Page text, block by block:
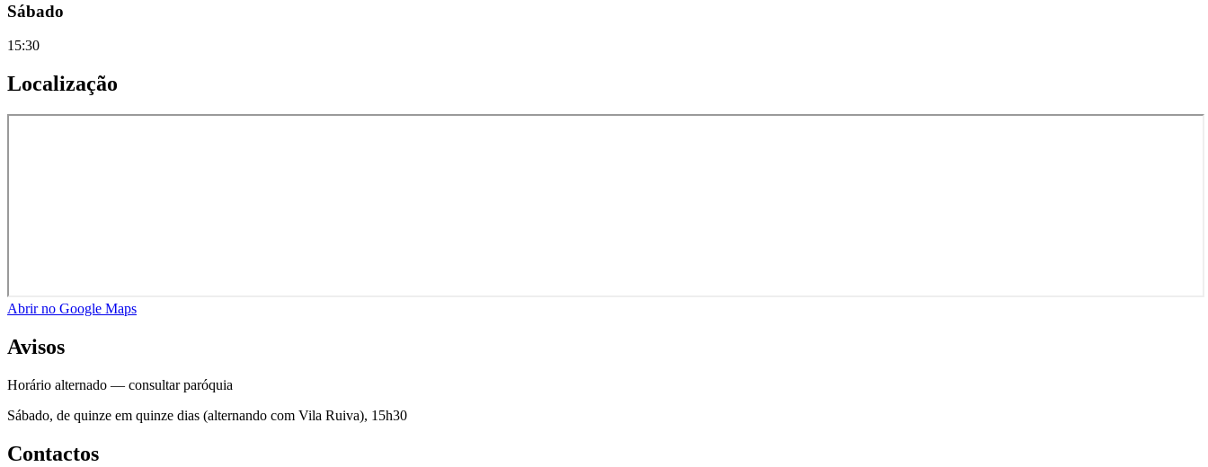
Sábado
15:30
Localização
Abrir no Google Maps
Avisos
Horário alternado — consultar paróquia
Sábado, de quinze em quinze dias (alternando com Vila Ruiva), 15h30
Contactos